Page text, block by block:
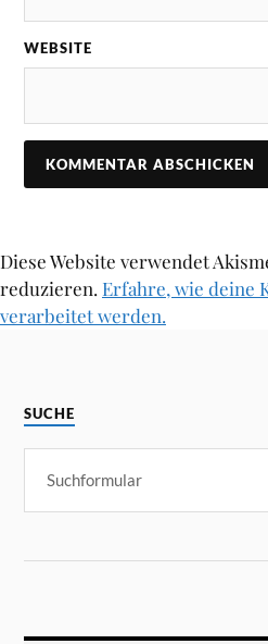
WEBSITE
Diese Website verwendet
reduzieren. Erfahre, wie deine
verarbeitet werden.
SUCHE